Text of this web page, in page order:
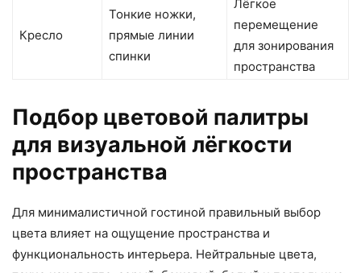
Кресло
Тонкие ножки,
прямые линии
спинки
Лёгкое
перемещение
для зонирования
пространства
Подбор цветовой палитры
для визуальной лёгкости
пространства
Для минималистичной гостиной правильный выбор
цвета влияет на ощущение пространства и
функциональность интерьера. Нейтральные цвета,